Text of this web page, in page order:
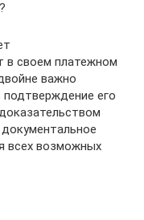
в своем платежном
важно
его
всех возможных